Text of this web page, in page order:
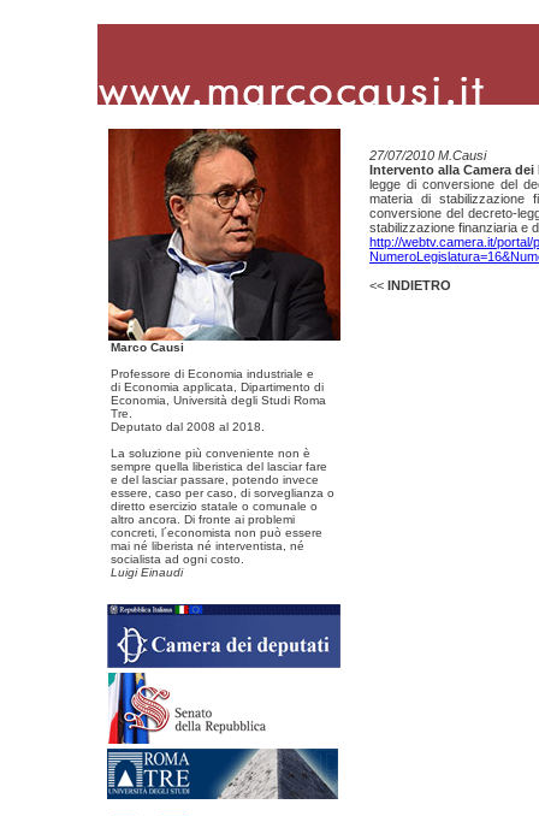
Marco Causi
Professore di Economia industriale e
di Economia applicata, Dipartimento di
Economia, Università degli Studi Roma
Tre.
Deputato dal 2008 al 2018.
La soluzione più conveniente non è
sempre quella liberistica del lasciar fare
e del lasciar passare, potendo invece
essere, caso per caso, di sorveglianza o
diretto esercizio statale o comunale o
altro ancora. Di fronte ai problemi
concreti, l´economista non può essere
mai né liberista né interventista, né
socialista ad ogni costo.
Luigi Einaudi
27/07/2010 M.Causi
Intervento alla Camera dei
legge di conversione del
materia di stabilizzazione
conversione del decreto-
stabilizzazione finanziaria e
http://webtv.camera.it/portal/
<< INDIETRO